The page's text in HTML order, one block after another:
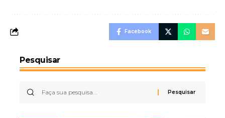
Facebook
Pesquisar